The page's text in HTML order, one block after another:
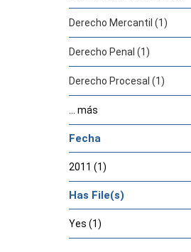
Derecho Mercantil (1)
Derecho Penal (1)
Derecho Procesal (1)
... más
Fecha
2011 (1)
Has File(s)
Yes (1)